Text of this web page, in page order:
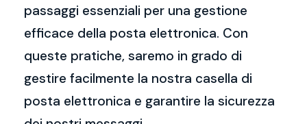
passaggi essenziali per una gestione
efficace della posta elettronica. Con
queste pratiche, saremo in grado di
gestire facilmente la nostra casella di
posta elettronica e garantire la sicurezza